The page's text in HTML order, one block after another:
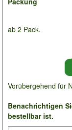
ab 2 Pack.
Vorübergehend für
Benachrichtigen
bestellbar ist.